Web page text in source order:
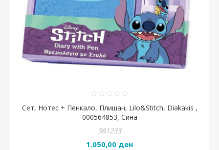
Сет, Нотес + Пенкало, Плишан, Lilo&Stitch, Diakakis ,
000564853, Сина
381233
1.050,00 ден